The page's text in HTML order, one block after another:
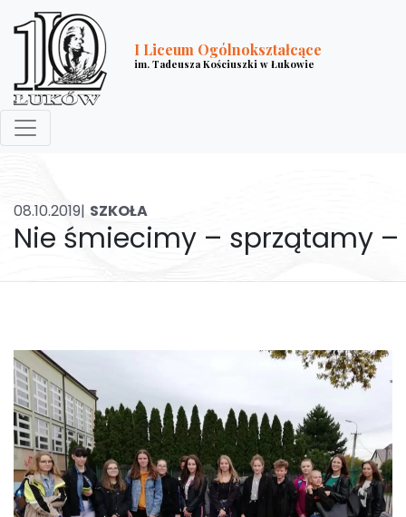
I Liceum Ogólnokształcące
im. Tadeusza Kościuszki w Łukowie
08.10.2019| SZKOŁA
Nie śmiecimy – sprzątamy